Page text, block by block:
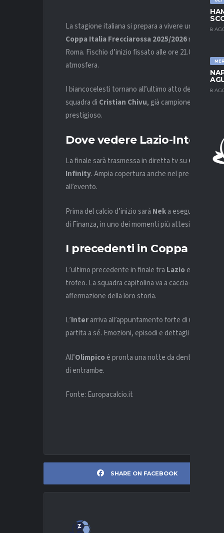
8
8
La stagione italiana si prepara a vivere uno dei
Coppa Italia Frecciarossa 2025/2026nella finale
Roma. Fischio d’inizio fissato alle ore 21.00 per
atmosfera.
I biancocelesti tornano all’ultimo atto della
squadra di Cristian Chivu, già campione della
prestigioso.
Dove vedere Lazio-Inter in
La finale sarà trasmessa in diretta tv su Canale 5e
Infinity. Ampia copertura anche nel pre e post
all’evento.
Prima del calcio d’inizio sarà Neka eseguire l’Inno
di Finanza, in uno dei momenti più attesi della serata.
I precedenti in Coppa Italia
L’ultimo precedente in finale tra Lazio e
trofeo. La squadra capitolina va a caccia della sua
affermazione della loro storia.
L’Interarriva all’appuntamento forte di una
partita a sé. Emozioni, episodi e dettagli possono
All’Olimpico è pronta una notte da dentro o
di entrambe.
Fonte: Europacalcio.it
SHARE ON FACEBOOK